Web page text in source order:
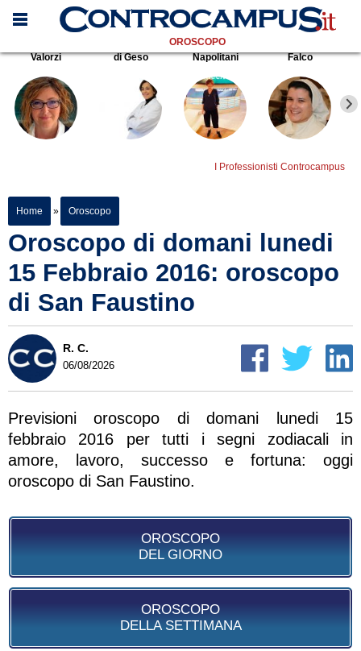
OROSCOPO
Valorzi
di Geso Napolitani Falco
I Professionisti Controcampus
Home » Oroscopo
Oroscopo di domani lunedi
15 Febbraio 2016: oroscopo
di San Faustino
R. C.
06/08/2026
Previsioni oroscopo di domani lunedi 15
febbraio 2016 per tutti i segni zodiacali in
amore, lavoro, successo e fortuna: oggi
oroscopo di San Faustino.
OROSCOPO
DEL GIORNO
OROSCOPO
DELLA SETTIMANA